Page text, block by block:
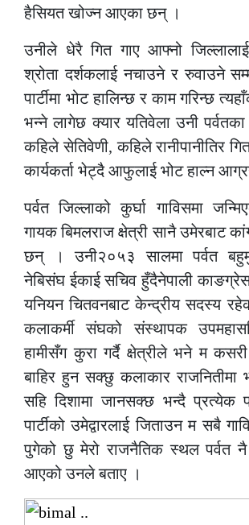
हैसियत खोज्न आएका छन् ।
उनीले धेरै गित गाए आफ्नो
श्रोता दर्शकलाई नचाउने र रुवाउने
पार्टीमा भोट हालिन्छ र काम गरिन्छ
भन्ने लागेछ क्यार यतिवेला उनी पर्वतका
कहिले सेतिवेणी, कहिले रानीपानीतिर
कार्यकर्ता भेट्दै आफुलाई भोट हाल्न
पर्वत जिल्लाको कुर्घा गाविसमा
गायक बिमलराज क्षेत्री सानै उमेरबाट
छन् । उनी२०५३ सालमा पर्वत
नेबिसंघ ईकाई सचिव हुँदैनेपाली
यनियन चितवनबाट केन्द्रीय सदस्य
कलाकर्मी संघको संस्थापक
हामीसँग कुरा गर्दै क्षेत्रीले भने म कसरी
बाहिर हुन सक्छु कलाकार राजनितीमा
सहि दिशामा जानसक्छ भन्दै प्रत्येक
पार्टीको उमेद्वारलाई जिताउन म सबै
पुगेको छु मेरो राजनैतिक स्थल पर्वत
आएको उनले बताए ।